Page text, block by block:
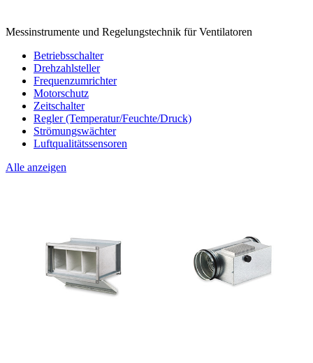
Messinstrumente und Regelungstechnik für Ventilatoren
Betriebsschalter
Drehzahlsteller
Frequenzumrichter
Motorschutz
Zeitschalter
Regler (Temperatur/Feuchte/Druck)
Strömungswächter
Luftqualitätssensoren
Alle anzeigen